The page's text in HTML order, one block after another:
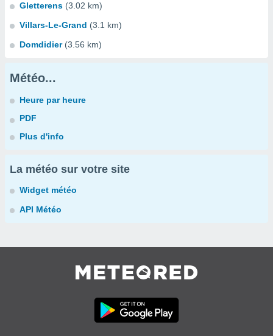
Gletterens (3.02 km)
Villars-Le-Grand (3.1 km)
Domdidier (3.56 km)
Météo...
Heure par heure
PDF
Plus d'info
La météo sur votre site
Widget météo
API Météo